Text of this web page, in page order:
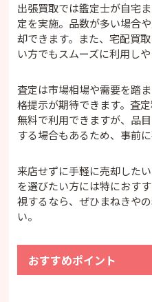
出張買取では鑑定士が自宅
定を実施。品数が多い場合
却できます。また、宅配買
い方でもスムーズに利用しや
査定は市場相場や需要を踏
格提示が期待できます。査
無料で利用できますが、品
する場合もあるため、事前
来店せずに手軽に売却した
を選びたい方には特におす
視するなら、ぜひまねきや
い。
おすすめポイント